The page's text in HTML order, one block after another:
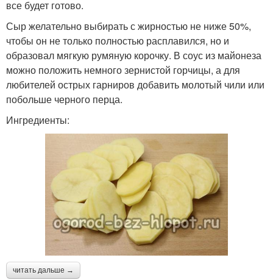
все будет готово.
Сыр желательно выбирать с жирностью не ниже 50%,
чтобы он не только полностью расплавился, но и
образовал мягкую румяную корочку. В соус из майонеза
можно положить немного зернистой горчицы, а для
любителей острых гарниров добавить молотый чили или
побольше черного перца.
Ингредиенты:
читать дальше →